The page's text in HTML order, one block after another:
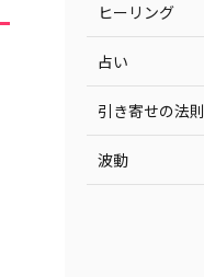
ヒーリング
占い
引き寄せの法則
波動